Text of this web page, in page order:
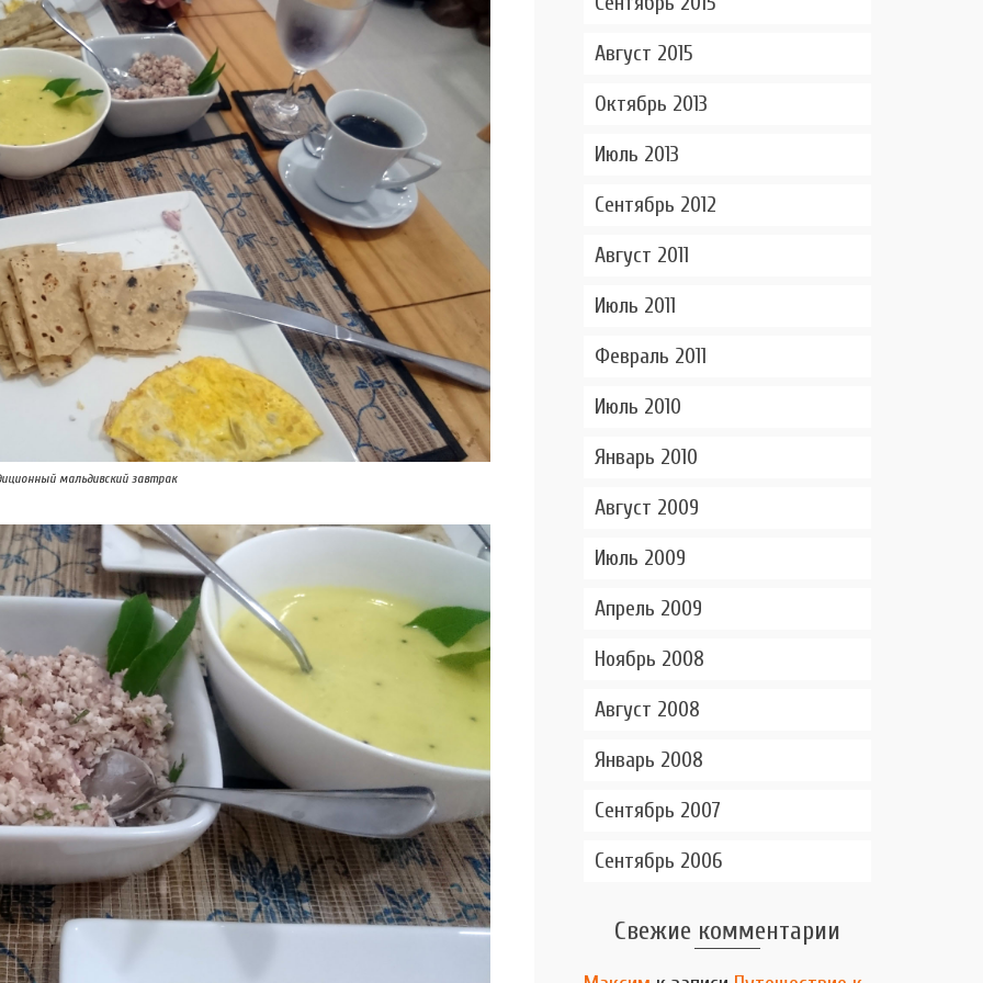
мальдивский завтрак
Август 2015
Октябрь 2013
Июль 2013
Сентябрь 2012
Август 2011
Июль 2011
Февраль 2011
Июль 2010
Январь 2010
Август 2009
Июль 2009
Апрель 2009
Ноябрь 2008
Август 2008
Январь 2008
Сентябрь 2007
Сентябрь 2006
Свежие комментарии